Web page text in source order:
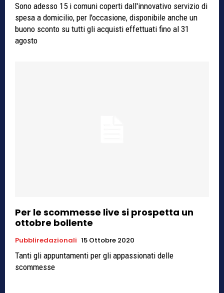
Sono adesso 15 i comuni coperti dall'innovativo servizio di
spesa a domicilio, per l'occasione, disponibile anche un
buono sconto su tutti gli acquisti effettuati fino al 31
agosto
Per le scommesse live si prospetta un
ottobre bollente
Pubbliredazionali 15 Ottobre 2020
Tanti gli appuntamenti per gli appassionati delle
scommesse